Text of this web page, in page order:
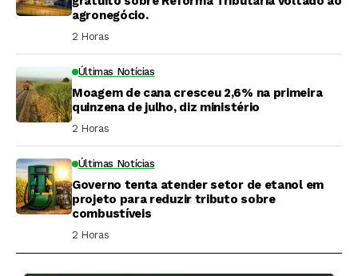
agronegócio.
2 Horas ⁮
Últimas Notícias
Moagem de cana cresceu 2,6% na primeira
quinzena de julho, diz ministério
2 Horas ⁮
Últimas Notícias
Governo tenta atender setor de etanol em
projeto para reduzir tributo sobre
combustíveis
2 Horas ⁮